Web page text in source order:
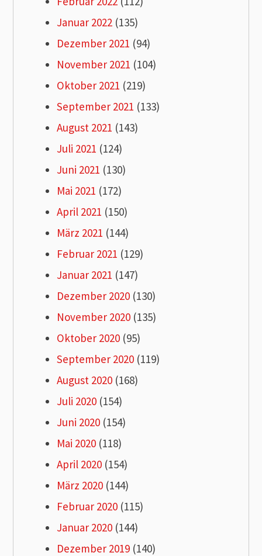
Januar 2022 (135)
Dezember 2021 (94)
November 2021 (104)
Oktober 2021 (219)
September 2021 (133)
August 2021 (143)
Juli 2021 (124)
Juni 2021 (130)
Mai 2021 (172)
April 2021 (150)
März 2021 (144)
Februar 2021 (129)
Januar 2021 (147)
Dezember 2020 (130)
November 2020 (135)
Oktober 2020 (95)
September 2020 (119)
August 2020 (168)
Juli 2020 (154)
Juni 2020 (154)
Mai 2020 (118)
April 2020 (154)
März 2020 (144)
Februar 2020 (115)
Januar 2020 (144)
Dezember 2019 (140)